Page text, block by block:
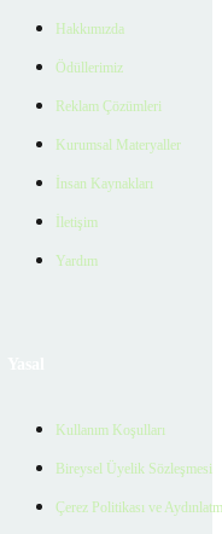
Hakkımızda
Ödüllerimiz
Reklam Çözümleri
Kurumsal Materyaller
İnsan Kaynakları
İletişim
Yardım
Kullanım Koşulları
Bireysel Üyelik Sözleşmesi
Çerez Politikası ve